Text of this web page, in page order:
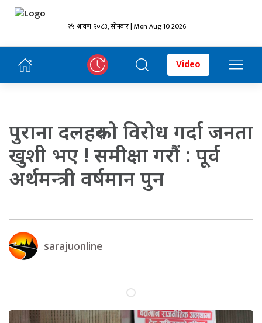
२५ श्रावण २०८३, सोमबार | Mon Aug 10 2026
Video
पुराना दलहरुको विरोध गर्दा जनता
खुशी भए ! समीक्षा गरौं : पूर्व
अर्थमन्त्री वर्षमान पुन
sarajuonline